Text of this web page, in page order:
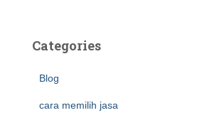
Categories
Blog
cara memilih jasa